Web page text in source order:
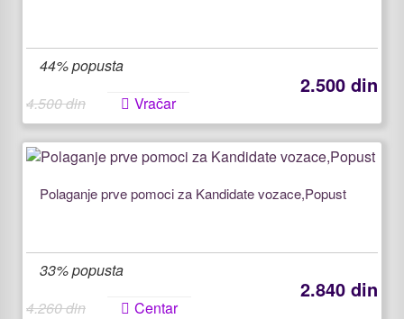
44% popusta
2.500 din
4.500 din Vračar
Polaganje prve pomoci za Kandidate vozace,Popust
33% popusta
2.840 din
4.260 din Centar